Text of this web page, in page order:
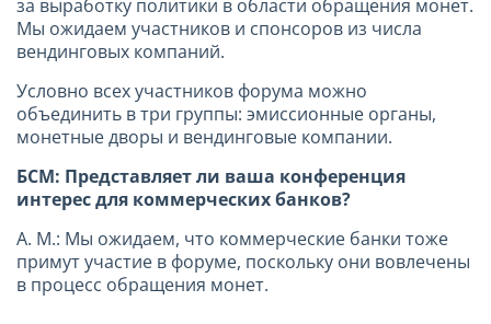
за выработку политики в области обращения монет.
Мы ожидаем участников и спонсоров из числа
вендинговых компаний.
Условно всех участников форума можно
объединить в три группы: эмиссионные органы,
монетные дворы и вендинговые компании.
БСМ: Представляет ли ваша конференция
интерес для коммерческих банков?
А. М.: Мы ожидаем, что коммерческие банки тоже
примут участие в форуме, поскольку они вовлечены
в процесс обращения монет.